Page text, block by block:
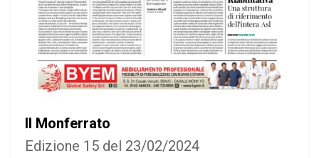
Il Monferrato
Edizione 15 del 23/02/2024